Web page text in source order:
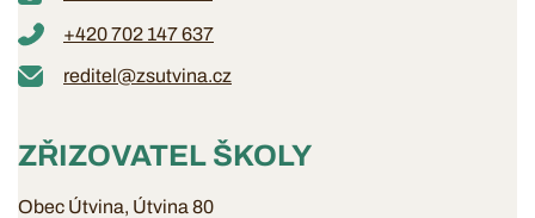
+420 702 147 637
reditel@zsutvina.cz
ZŘIZOVATEL ŠKOLY
Obec Útvina, Útvina 80